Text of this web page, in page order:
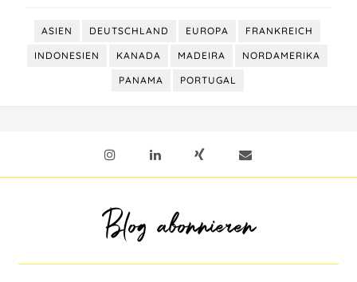
ASIEN DEUTSCHLAND EUROPA FRANKREICH
INDONESIEN KANADA MADEIRA NORDAMERIKA
PANAMA PORTUGAL
Blog abonnieren